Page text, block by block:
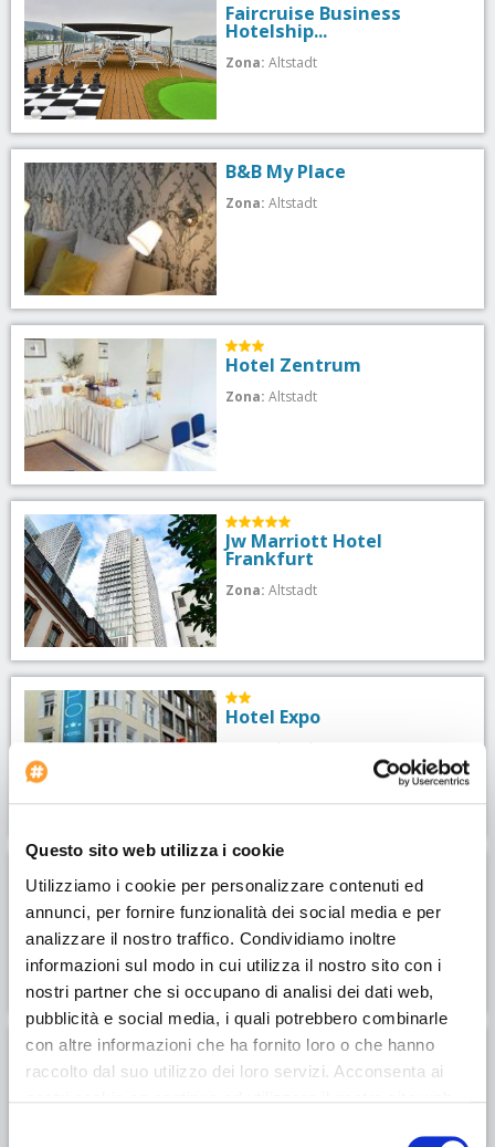
Questo sito web utilizza i cookie
Utilizziamo i cookie per personalizzare contenuti ed
annunci, per fornire funzionalità dei social media e per
analizzare il nostro traffico. Condividiamo inoltre
informazioni sul modo in cui utilizza il nostro sito con i
nostri partner che si occupano di analisi dei dati web,
pubblicità e social media, i quali potrebbero combinarle
con altre informazioni che ha fornito loro o che hanno
raccolto dal suo utilizzo dei loro servizi. Acconsenta ai
Faircruise Business
Hotelship...
Zona: Altstadt
B&B My Place
Zona: Altstadt
Hotel Zentrum
Zona: Altstadt
Jw Marriott Hotel
Frankfurt
Zona: Altstadt
Hotel Expo
Altstadt
Hotel Moxy Frankfurt City
Center
Zona:Altstadt
Hotel Motel One
Frankfurt-Römer